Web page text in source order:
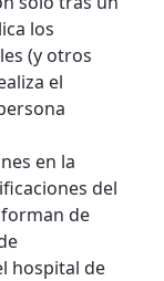
los
(y otros
el
en la
del
de
hospital de